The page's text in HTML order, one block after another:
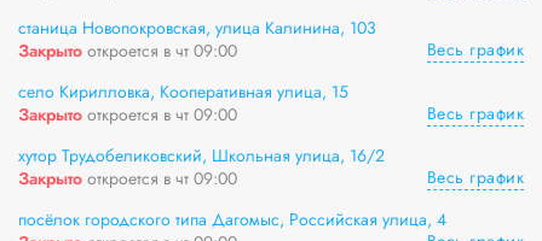
станица Новопокровская, улица Калинина, 103
Закрыто откроется в чт 09:00
Весь график
село Кирилловка, Кооперативная улица, 15
Закрыто откроется в чт 09:00
Весь график
хутор Трудобеликовский, Школьная улица, 16/2
Закрыто откроется в чт 09:00
Весь график
посёлок городского типа Дагомыс, Российская улица, 4